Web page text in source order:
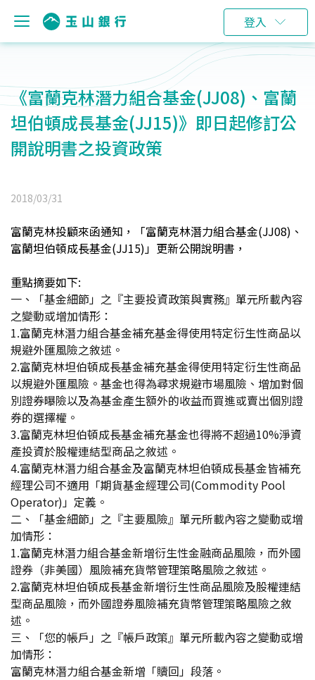
登入
《富蘭克林潛力組合基金(JJ08)、富蘭
坦伯頓成長基金(JJ15)》即日起修訂公
開說明書之投資政策
2018/03/31
富蘭克林投顧來函通知，「富蘭克林潛力組合基金(JJ08)、
富蘭坦伯頓成長基金(JJ15)」更新公開說明書，
重點摘要如下:
一、「基金細節」之『主要投資政策與實務』單元所載內容
之變動或增加情形：
1.富蘭克林潛力組合基金補充基金得使用特定衍生性商品以
規避外匯風險之敘述。
2.富蘭克林坦伯頓成長基金補充基金得使用特定衍生性商品
以規避外匯風險。基金也得為尋求規避市場風險、增加對個
別證券曝險以及為基金產生額外的收益而買進或賣出個別證
券的選擇權。
3.富蘭克林坦伯頓成長基金補充基金也得將不超過10%淨資
產投資於股權連結型商品之敘述。
4.富蘭克林潛力組合基金及富蘭克林坦伯頓成長基金皆補充
經理公司不適用「期貨基金經理公司(Commodity Pool
Operator)」定義。
二、「基金細節」之『主要風險』單元所載內容之變動或增
加情形：
1.富蘭克林潛力組合基金新增衍生性金融商品風險，而外國
證券（非美國）風險補充貨幣管理策略風險之敘述。
2.富蘭克林坦伯頓成長基金新增衍生性商品風險及股權連結
型商品風險，而外國證券風險補充貨幣管理策略風險之敘
述。
三、「您的帳戶」之『帳戶政策』單元所載內容之變動或增
加情形：
富蘭克林潛力組合基金新增「贖回」段落。